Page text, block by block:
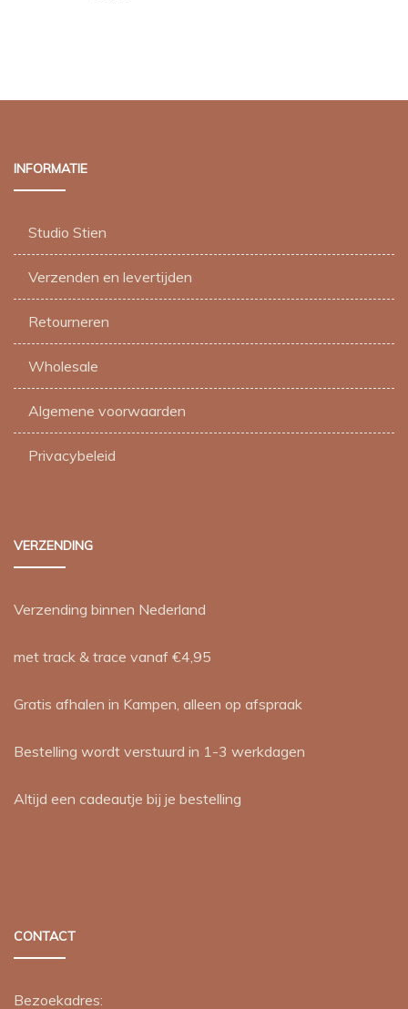
INFORMATIE
Studio Stien
Verzenden en levertijden
Retourneren
Wholesale
Algemene voorwaarden
Privacybeleid
VERZENDING
Verzending binnen Nederland
met track & trace vanaf €4,95
Gratis afhalen in Kampen, alleen op afspraak
Bestelling wordt verstuurd in 1-3 werkdagen
Altijd een cadeautje bij je bestelling
CONTACT
Bezoekadres: